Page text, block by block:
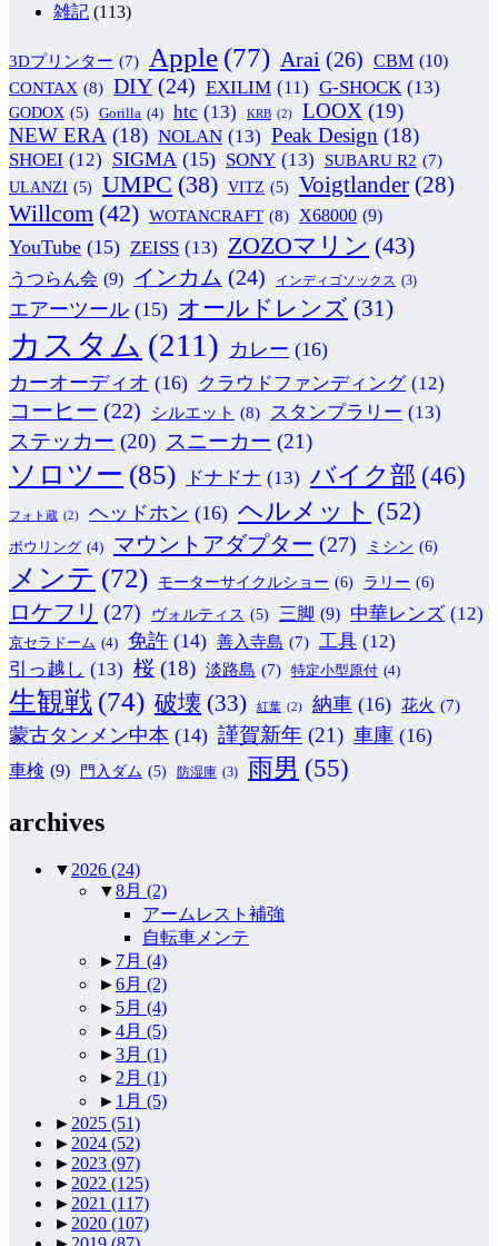
雑記 (113)
3Dプリンター (7) Apple (77) Arai (26) CBM (10)
CONTAX (8) DIY (24) EXILIM (11) G-SHOCK (13)
GODOX (5) Gorilla (4) htc (13) KRB (2) LOOX (19)
NEW ERA (18) NOLAN (13) Peak Design (18)
SHOEI (12) SIGMA (15) SONY (13) SUBARU R2 (7)
ULANZI (5) UMPC (38) VITZ (5) Voigtlander (28)
Willcom (42) WOTANCRAFT (8) X68000 (9)
YouTube (15) ZEISS (13) ZOZOマリン (43)
うつらん会 (9) インカム (24) インディゴソックス (3)
エアーツール (15) オールドレンズ (31)
カスタム (211) カレー (16)
カーオーディオ (16) クラウドファンディング (12)
コーヒー (22) シルエット (8) スタンプラリー (13)
ステッカー (20) スニーカー (21)
ソロツー (85) ドナドナ (13) バイク部 (46)
フォト蔵 (2) ヘッドホン (16) ヘルメット (52)
ボウリング (4) マウントアダプター (27) ミシン (6)
メンテ (72) モーターサイクルショー (6) ラリー (6)
ロケフリ (27) ヴォルティス (5) 三脚 (9) 中華レンズ (12)
京セラドーム (4) 免許 (14) 善入寺島 (7) 工具 (12)
引っ越し (13) 桜 (18) 淡路島 (7) 特定小型原付 (4)
生観戦 (74) 破壊 (33) 紅葉 (2) 納車 (16) 花火 (7)
蒙古タンメン中本 (14) 謹賀新年 (21) 車庫 (16)
車検 (9) 門入ダム (5) 防湿庫 (3) 雨男 (55)
archives
▼ 2026 (24)
▼8月 (2)
アームレスト補強
自転車メンテ
► 7月 (4)
►6月 (2)
► 5月 (4)
►4月 (5)
►3月 (1)
► 2月 (1)
► 1月 (5)
► 2025 (51)
► 2024 (52)
► 2023 (97)
► 2022 (125)
► 2021 (117)
► 2020 (107)